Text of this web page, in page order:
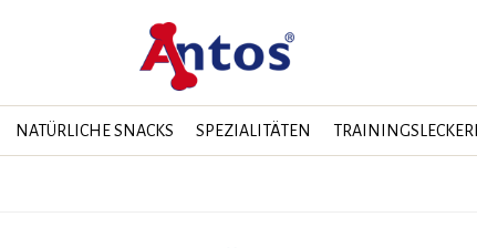
NATÜRLICHE SNACKS SPEZIALITÄTEN